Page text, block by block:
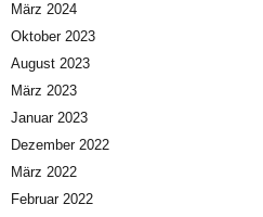
März 2024
Oktober 2023
August 2023
März 2023
Januar 2023
Dezember 2022
März 2022
Februar 2022